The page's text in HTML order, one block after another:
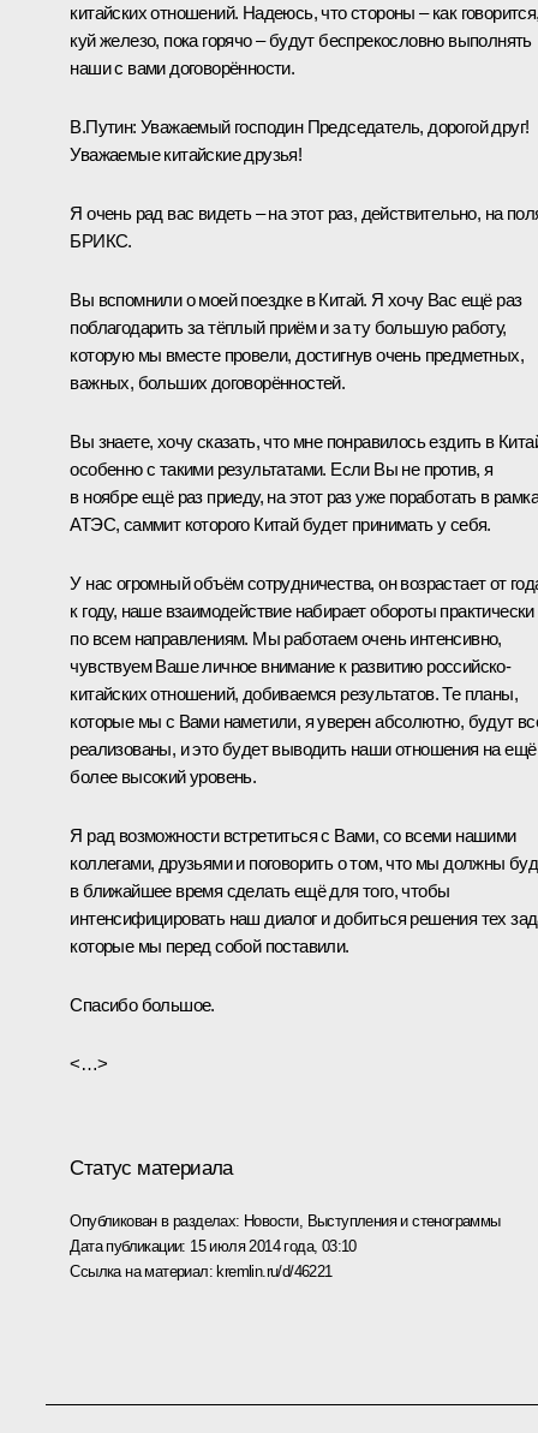
китайских отношений. Надеюсь, что стороны – как
куй железо, пока горячо – будут беспрекословно выполнять
наши с вами договорённости.
В.Путин: Уважаемый господин Председатель, дорогой друг!
Уважаемые китайские друзья!
Я очень рад вас видеть – на этот раз, действительно, на
БРИКС.
Вы вспомнили о моей поездке в Китай. Я хочу Вас ещё раз
поблагодарить за тёплый приём и за ту большую работу,
которую мы вместе провели, достигнув очень предметных,
важных, больших договорённостей.
Вы знаете, хочу сказать, что мне понравилось ездить в
особенно с такими результатами. Если Вы не против, я
в ноябре ещё раз приеду, на этот раз уже поработать в
АТЭС, саммит которого Китай будет принимать у себя.
У нас огромный объём сотрудничества, он возрастает от
к году, наше взаимодействие набирает обороты практически
по всем направлениям. Мы работаем очень интенсивно,
чувствуем Ваше личное внимание к развитию российско-
китайских отношений, добиваемся результатов. Те планы,
которые мы с Вами наметили, я уверен абсолютно, будут
реализованы, и это будет выводить наши отношения на ещё
более высокий уровень.
Я рад возможности встретиться с Вами, со всеми нашими
коллегами, друзьями и поговорить о том, что мы должны
в ближайшее время сделать ещё для того, чтобы
интенсифицировать наш диалог и добиться решения тех
которые мы перед собой поставили.
Спасибо большое.
<…>
Статус материала
Опубликован в разделах: Новости, Выступления и стенограммы
Дата публикации: 15 июля 2014 года, 03:10
Ссылка на материал: kremlin.ru/d/46221